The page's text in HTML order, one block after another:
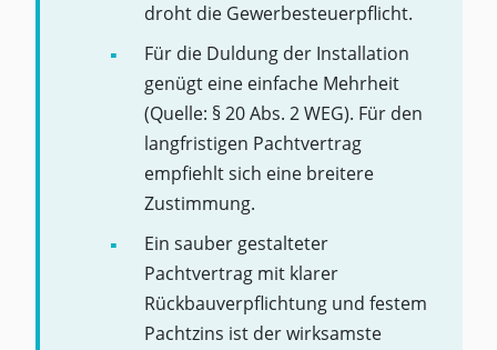
droht die Gewerbesteuerpflicht.
Für die Duldung der Installation
genügt eine einfache Mehrheit
(Quelle: § 20 Abs. 2 WEG). Für den
langfristigen Pachtvertrag
empfiehlt sich eine breitere
Zustimmung.
Ein sauber gestalteter
Pachtvertrag mit klarer
Rückbauverpflichtung und festem
Pachtzins ist der wirksamste